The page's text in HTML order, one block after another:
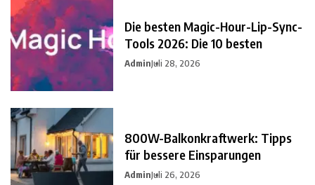
Die besten Magic-Hour-Lip-Sync-
Tools 2026: Die 10 besten
AdminJuli 28, 2026
800W-Balkonkraftwerk: Tipps
für bessere Einsparungen
AdminJuli 26, 2026